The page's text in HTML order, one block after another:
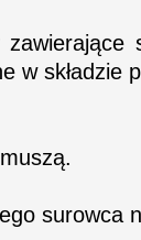
w składzie
surowca